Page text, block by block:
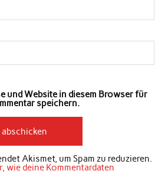
und Website in diesem Browser für
speichern.
Akismet, um Spam zu reduzieren.
wie deine Kommentardaten